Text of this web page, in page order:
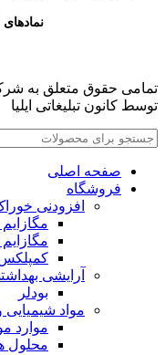
تمامی حقوق متعلق به
توسط کانون تبلیغاتی ایلیا
صفحه اصلی
فروشگاه
افزودنی
کمپلکس
آرایشی
بودلر
مواد
موارد
محلول